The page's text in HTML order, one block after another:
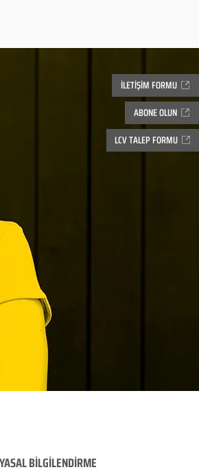
ABONE OLUN
LCV TALEP FORMU
İLETİŞİM FORMU
YASAL BİLGİLENDİRME